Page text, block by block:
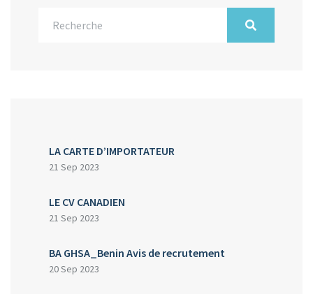
LA CARTE D’IMPORTATEUR
21 Sep 2023
LE CV CANADIEN
21 Sep 2023
BA GHSA_Benin Avis de recrutement
20 Sep 2023